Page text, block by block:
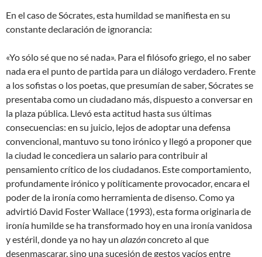
En el caso de Sócrates, esta humildad se manifiesta en su
constante declaración de ignorancia:
«Yo sólo sé que no sé nada». Para el filósofo griego, el no saber
nada era el punto de partida para un diálogo verdadero. Frente
a los sofistas o los poetas, que presumían de saber, Sócrates se
presentaba como un ciudadano más, dispuesto a conversar en
la plaza pública. Llevó esta actitud hasta sus últimas
consecuencias: en su juicio, lejos de adoptar una defensa
convencional, mantuvo su tono irónico y llegó a proponer que
la ciudad le concediera un salario para contribuir al
pensamiento crítico de los ciudadanos. Este comportamiento,
profundamente irónico y políticamente provocador, encara el
poder de la ironía como herramienta de disenso. Como ya
advirtió David Foster Wallace (1993), esta forma originaria de
ironía humilde se ha transformado hoy en una ironía vanidosa
y estéril, donde ya no hay un alazónconcreto al que
desenmascarar, sino una sucesión de gestos vacíos entre